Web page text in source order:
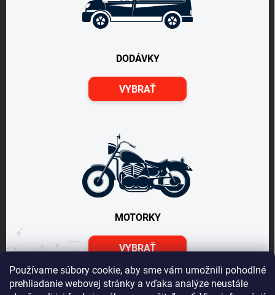
Používame súbory cookie, aby sme vám umožnili pohodlné
prehliadanie webovej stránky a vďaka analýze neustále
DODÁVKY
VYBRAŤ
MOTORKY
VYBRAŤ